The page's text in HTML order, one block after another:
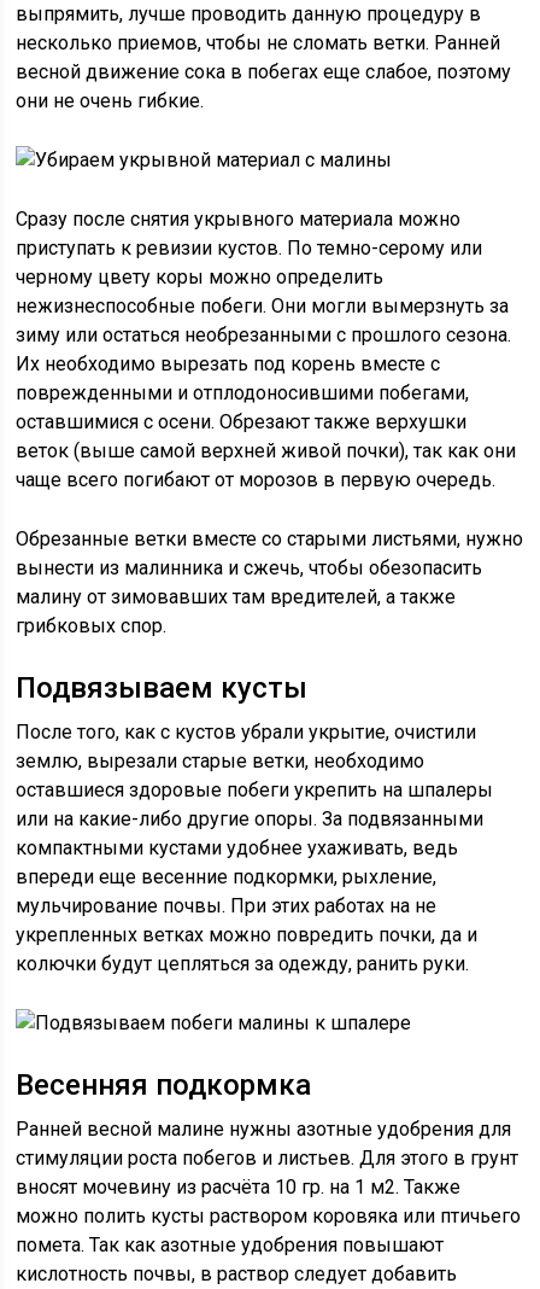
выпрямить, лучше проводить данную процедуру в
несколько приемов, чтобы не сломать ветки. Ранней
весной движение сока в побегах еще слабое, поэтому
они не очень гибкие.
Сразу после снятия укрывного материала можно
приступать к ревизии кустов. По темно-серому или
черному цвету коры можно определить
нежизнеспособные побеги. Они могли вымерзнуть за
зиму или остаться необрезанными с прошлого сезона.
Их необходимо вырезать под корень вместе с
поврежденными и отплодоносившими побегами,
оставшимися с осени. Обрезают также верхушки
веток (выше самой верхней живой почки), так как они
чаще всего погибают от морозов в первую очередь.
Обрезанные ветки вместе со старыми листьями, нужно
вынести из малинника и сжечь, чтобы обезопасить
малину от зимовавших там вредителей, а также
грибковых спор.
Подвязываем кусты
После того, как с кустов убрали укрытие, очистили
землю, вырезали старые ветки, необходимо
оставшиеся здоровые побеги укрепить на шпалеры
или на какие-либо другие опоры. За подвязанными
компактными кустами удобнее ухаживать, ведь
впереди еще весенние подкормки, рыхление,
мульчирование почвы. При этих работах на не
укрепленных ветках можно повредить почки, да и
колючки будут цепляться за одежду, ранить руки.
Весенняя подкормка
Ранней весной малине нужны азотные удобрения для
стимуляции роста побегов и листьев. Для этого в грунт
вносят мочевину из расчёта 10 гр. на 1 м2. Также
можно полить кусты раствором коровяка или птичьего
помета. Так как азотные удобрения повышают
кислотность почвы, в раствор следует добавить